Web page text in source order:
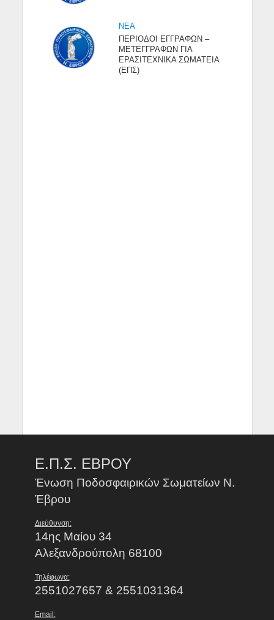
NEA
ΠΕΡΙΟΔΟΙ ΕΓΓΡΑΦΩΝ –
ΜΕΤΕΓΓΡΑΦΩΝ ΓΙΑ
ΕΡΑΣΙΤΕΧΝΙΚΑ ΣΩΜΑΤΕΙΑ
(ΕΠΣ)
Ε.Π.Σ. ΕΒΡΟΥ
Ένωση Ποδοσφαιρικών Σωματείων Ν.
Έβρου
Διεύθυνση:
14ης Μαίου 34
Αλεξανδρούπολη 68100
Τηλέφωνα:
2551027657 & 2551031364
Email: